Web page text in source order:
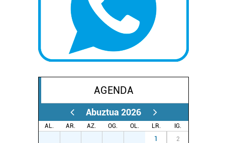
AGENDA
Abuztua 2026
AL. AR. AZ. OG. OL. LR.
IG.
1 2